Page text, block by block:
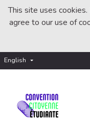
This site uses
agree to our use of
English Choisir la langue